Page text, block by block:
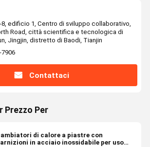
8, edificio 1, Centro di sviluppo collaborativo,
Road, città scientifica e tecnologica di
Jingjin, distretto di Baodi, Tianjin
7906
Contattaci
Prezzo Per
di calore a piastre con
in acciaio inossidabile per uso